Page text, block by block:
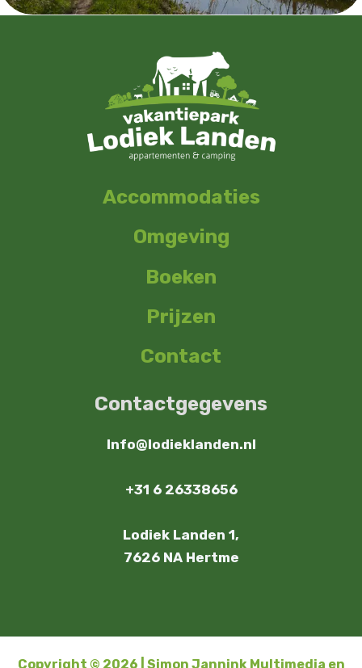
Accommodaties
Omgeving
Boeken
Prijzen
Contact
Contactgegevens
Info@lodieklanden.nl
+31 6 26338656
Lodiek Landen 1,
7626 NA Hertme
Copyright © 2026 | Simon Jannink Multimedia en